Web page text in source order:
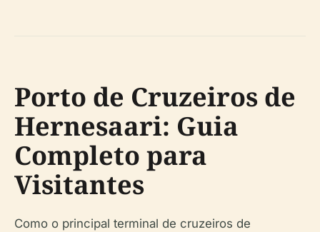
Porto de Cruzeiros de
Hernesaari: Guia
Completo para
Visitantes
Como o principal terminal de cruzeiros de